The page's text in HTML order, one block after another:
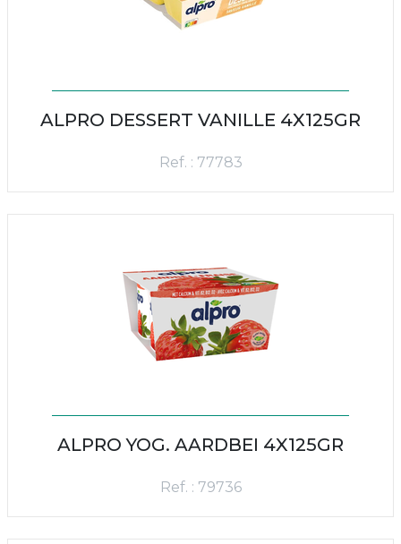
ALPRO DESSERT VANILLE 4X125GR
Ref. : 77783
ALPRO YOG. AARDBEI 4X125GR
Ref. : 79736